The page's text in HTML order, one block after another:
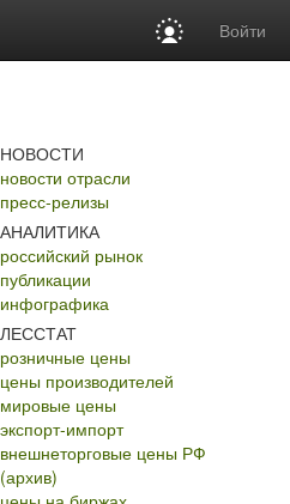
Войти
НОВОСТИ
новости отрасли
пресс-релизы
АНАЛИТИКА
российский рынок
публикации
инфографика
ЛЕССТАТ
розничные цены
цены производителей
мировые цены
экспорт-импорт
внешнеторговые цены РФ
(архив)